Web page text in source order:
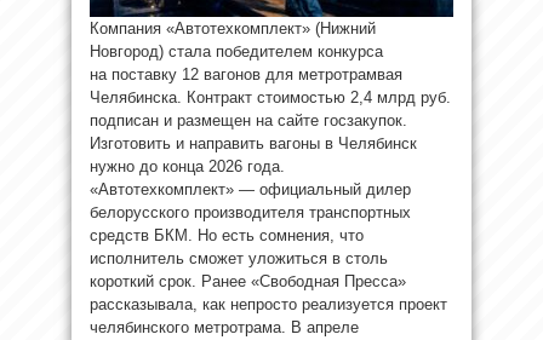
Компания «Автотехкомплект» (Нижний
Новгород) стала победителем конкурса
на поставку 12 вагонов для метротрамвая
Челябинска. Контракт стоимостью 2,4 млрд руб.
подписан и размещен на сайте госзакупок.
Изготовить и направить вагоны в Челябинск
нужно до конца 2026 года.
«Автотехкомплект» — официальный дилер
белорусского производителя транспортных
средств БКМ. Но есть сомнения, что
исполнитель сможет уложиться в столь
короткий срок. Ранее «Свободная Пресса»
рассказывала, как непросто реализуется проект
челябинского метротрама. В апреле